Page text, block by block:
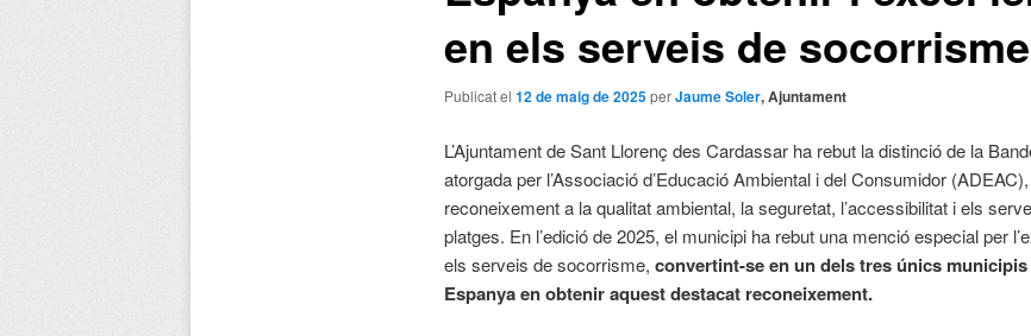
en els serveis de socorrisme
Publicat el 12 de maig de 2025perJaume Soler, Ajuntament
L’Ajuntament de Sant Llorenç des Cardassar ha rebut la distinció de la
atorgada per l’Associació d’Educació Ambiental i del Consumidor
reconeixement a la qualitat ambiental, la seguretat, l’accessibilitat i els
platges. En l’edició de 2025, el municipi ha rebut una menció especial per
els serveis de socorrisme, convertint-se en un dels tres únics
Espanya en obtenir aquest destacat reconeixement.